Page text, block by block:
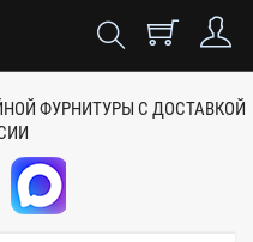
ФУРНИТУРЫ С ДОСТАВКОЙ